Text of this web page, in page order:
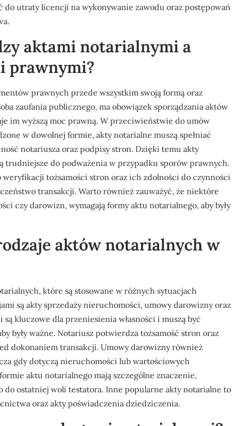
utraty licencji na wykonywanie zawodu oraz postępowań
aktami notarialnymi a
prawnymi?
prawnych przede wszystkim swoją formą oraz
zaufania publicznego, ma obowiązek sporządzania aktów
im wyższą moc prawną. W przeciwieństwie do umów
w dowolnej formie, akty notarialne muszą spełniać
notariusza oraz podpisy stron. Dzięki temu akty
trudniejsze do podważenia w przypadku sporów prawnych.
tożsamości stron oraz ich zdolności do czynności
transakcji. Warto również zauważyć, że niektóre
czy darowizn, wymagają formy aktu notarialnego, aby były
aktów notarialnych w
które są stosowane w różnych sytuacjach
są akty sprzedaży nieruchomości, umowy darowizny oraz
kluczowe dla przeniesienia własności i muszą być
były ważne. Notariusz potwierdza tożsamość stron oraz
dokonaniem transakcji. Umowy darowizny również
gdy dotyczą nieruchomości lub wartościowych
aktu notarialnego mają szczególne znaczenie,
do ostatniej woli testatora. Inne popularne akty notarialne to
oraz akty poświadczenia dziedziczenia.